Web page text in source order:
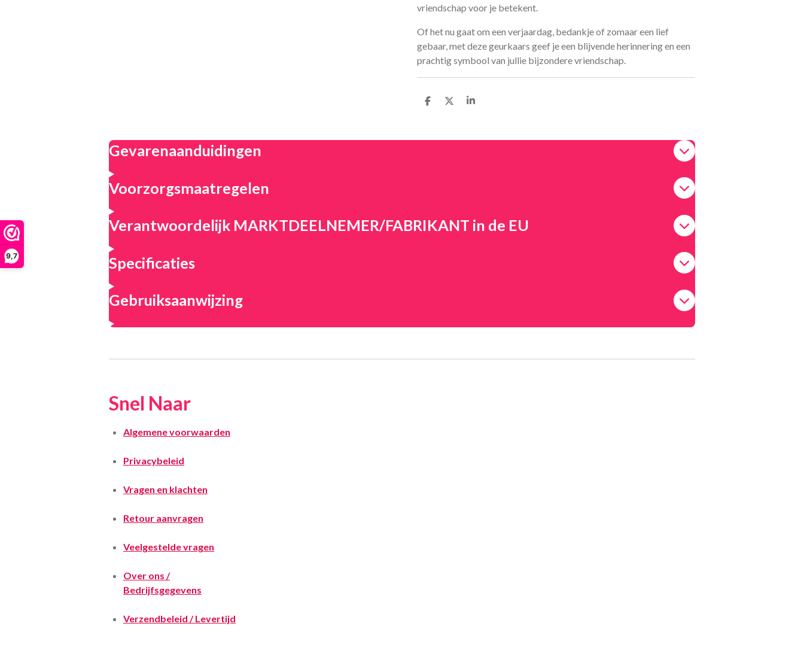
9,7
vriendschap voor je betekent.
Of het nu gaat om een verjaardag, bedankje of zomaar een lief
gebaar, met deze geurkaars geef je een blijvende herinnering en een
prachtig symbool van jullie bijzondere vriendschap.
D
n
D
S
e
Gevarenaanduidingen
Voorzorgsmaatregelen
Verantwoordelijk MARKTDEELNEMER/FABRIKANT in de EU
Specificaties
Gebruiksaanwijzing
Snel Naar
Algemene voorwaarden
Privacybeleid
Vragen en klachten
Retour aanvragen
Veelgestelde vragen
Over ons /
Bedrijfsgegevens
Verzendbeleid / Levertijd